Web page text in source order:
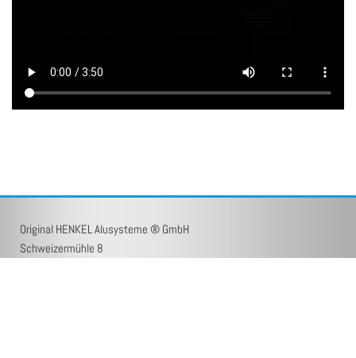
Original HENKEL Alusysteme ® GmbH
Schweizermühle 8